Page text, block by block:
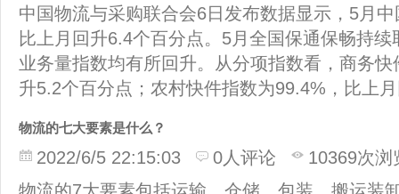
中国物流与采购联合会6日发布数据显示，5月
比上月回升6.4个百分点。5月全国保通保畅持
业务量指数均有所回升。从分项指数看，商务
升5.2个百分点；农村快件指数为99.4%，比上
物流的七大要素是什么？
2022/6/5 22:15:03 0人评论
10369次浏